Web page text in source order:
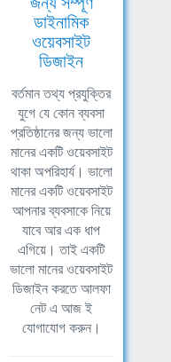
ডাইনামিক
ওয়েবসাইট
ডিজাইন
বর্তমান তথ্য প্রযুক্তির
যুগে যে কোন ব্যবসা
প্রতিষ্ঠানের জন্য ভালো
মানের একটি ওয়েবসাইট
থাকা অপরিহার্য। ভালো
মানের একটি ওয়েবসাইট
আপনার ব্যবসাকে নিয়ে
যাবে আর এক ধাপ
এগিয়ে। তাই একটি
ভালো মানের ওয়েবসাইট
ডিজাইন করতে আলফা
নেট এ আজ ই
যোগাযোগ করুন।